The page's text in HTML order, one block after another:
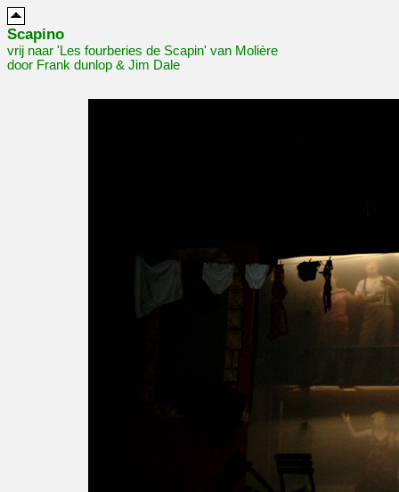
Scapino
vrij naar 'Les fourberies de Scapin' van Molière
door Frank dunlop & Jim Dale